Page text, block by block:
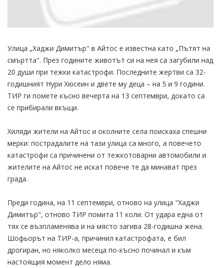
Улица „Хаджи Димитър" в Айтос е известна като „Пътят на
смъртта". През годините животът си на нея са загубили над
20 души при тежки катастрофи. Последните жертви са 32-
годишният Нури Хюсеин и двете му деца – на 5 и 9 години.
ТИР ги помете късно вечерта на 13 септември, докато са
се прибирали вкъщи.
Хиляди жители на Айтос и околните села поискаха спешни
мерки: пострадалите на тази улица са много, а повечето
катастрофи са причинени от тежкотоварни автомобили и
жителите на Айтос не искат повече те да минават през
града.
Преди година, на 11 септември, отново на улица "Хаджи
Димитър", отново ТИР помита 11 коли. От удара една от
тях се възпламенява и на място загива 28-годишна жена.
Шофьорът на ТИР-а, причинил катастрофата, е бил
дрогиран, но няколко месеца по-късно починал и към
настоящия момент дело няма.